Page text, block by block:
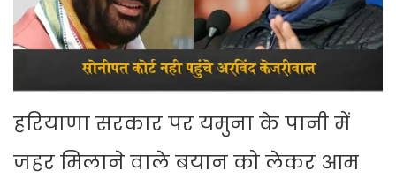
हरियाणा सरकार पर यमुना के पानी में
जहर मिलाने वाले बयान को लेकर आम